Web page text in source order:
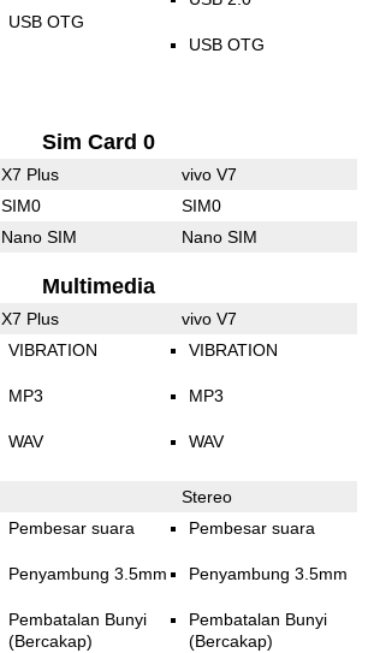
USB OTG
USB OTG
Sim Card 0
X7 Plus vivo V7
SIM0 SIM0
Nano SIM Nano SIM
Multimedia
X7 Plus vivo V7
VIBRATION
MP3
WAV
VIBRATION
MP3
WAV
Stereo
Pembesar suara
Penyambung 3.5mm
Pembatalan Bunyi
(Bercakap)
Pembesar suara
Penyambung 3.5mm
Pembatalan Bunyi
(Bercakap)